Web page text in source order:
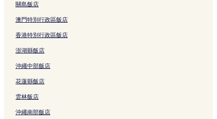
關島飯店
澳門特別行政區飯店
香港特別行政區飯店
澎湖縣飯店
沖繩中部飯店
花蓮縣飯店
雲林飯店
沖繩南部飯店